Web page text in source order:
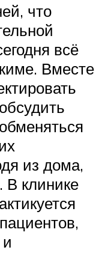
что
всё
Вместе
из дома,
В клинике